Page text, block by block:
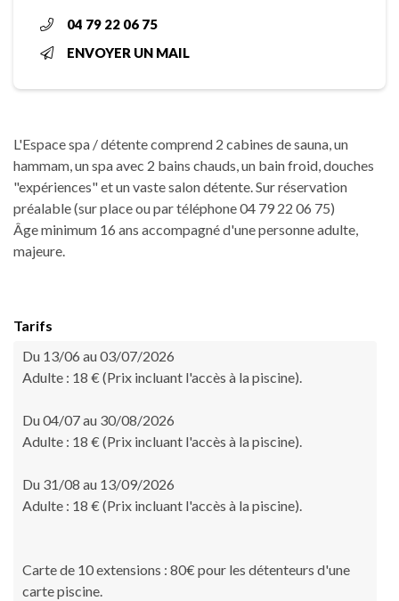
04 79 22 06 75
ENVOYER UN MAIL
L'Espace spa / détente comprend 2 cabines de sauna, un
hammam, un spa avec 2 bains chauds, un bain froid, douches
"expériences" et un vaste salon détente. Sur réservation
préalable (sur place ou par téléphone 04 79 22 06 75)
Âge minimum 16 ans accompagné d'une personne adulte,
majeure.
Tarifs
Du 13/06 au 03/07/2026
Adulte : 18 € (Prix incluant l'accès à la piscine).
Du 04/07 au 30/08/2026
Adulte : 18 € (Prix incluant l'accès à la piscine).
Du 31/08 au 13/09/2026
Adulte : 18 € (Prix incluant l'accès à la piscine).
Carte de 10 extensions : 80€ pour les détenteurs d'une
carte piscine.